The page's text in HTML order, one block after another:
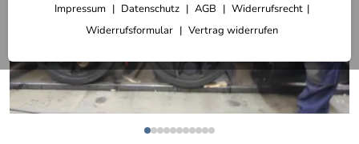
Impressum Datenschutz AGB
Widerrufsrecht
Widerrufsformular
Vertrag widerrufen